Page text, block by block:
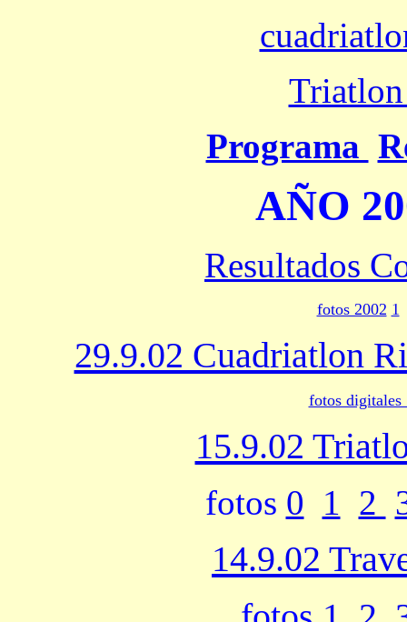
Programa
AÑO
Resultados
fotos 2002 1
29.9.02 Cuadriatlon
fotos
15.9.02
fotos 0 1 2
14.9.02